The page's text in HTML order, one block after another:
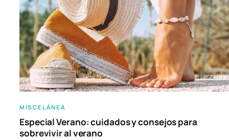
MISCELÁNEA
Especial Verano: cuidados y consejos para
sobrevivir al verano